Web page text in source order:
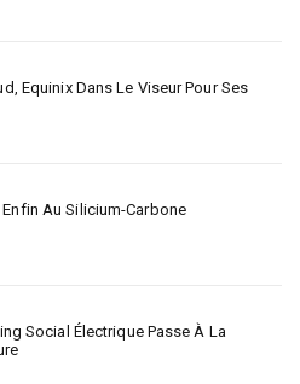
Equinix Dans Le Viseur Pour Ses
Au Silicium-Carbone
Social Électrique Passe À La